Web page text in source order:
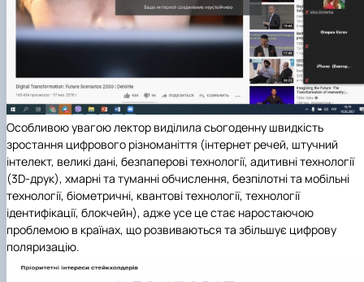
Особливою увагою лектор виділила сьогоденну швидкість
зростання цифрового різноманіття (інтернет речей, штучний
інтелект, великі дані, безпаперові технології, адитивні технології
(3D-друк), хмарні та туманні обчислення, безпілотні та мобільні
технології, біометричні, квантові технології, технології
ідентифікації, блокчейн), адже усе це стає наростаючою
проблемою в країнах, що розвиваються та збільшує цифрову
поляризацію.